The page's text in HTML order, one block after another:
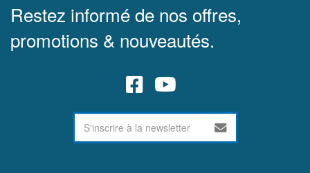
Restez informé de nos offres,
promotions & nouveautés.